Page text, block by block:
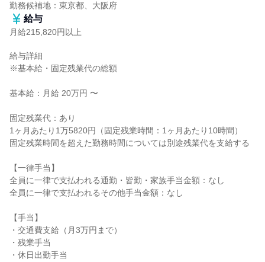
勤務候補地：東京都、大阪府
給与
月給215,820円以上
給与詳細
※基本給・固定残業代の総額
基本給：月給 20万円 〜
固定残業代：あり
1ヶ月あたり1万5820円（固定残業時間：1ヶ月あたり10時間）
固定残業時間を超えた勤務時間については別途残業代を支給する
【一律手当】
全員に一律で支払われる通勤・皆勤・家族手当金額：なし
全員に一律で支払われるその他手当金額：なし
【手当】
・交通費支給（月3万円まで）
・残業手当
・休日出勤手当